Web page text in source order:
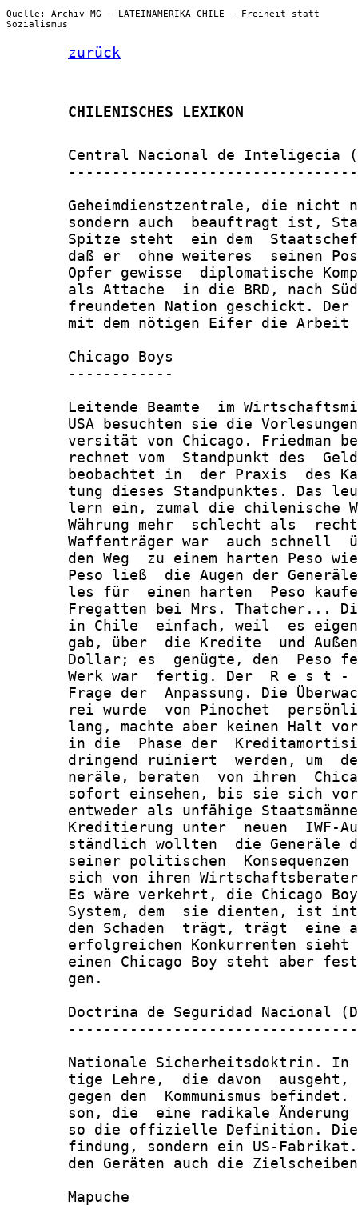
Quelle: Archiv MG - LATEINAMERIKA CHILE - Freiheit statt
Sozialismus
zurück
       CHILENISCHES LEXIKON
Central Nacional de Inteligecia
Geheimdienstzentrale, die nicht
sondern auch  beauftragt ist,
Spitze steht  ein dem
daß er  ohne weiteres  seinen
Opfer gewisse  diplomatische
als Attache  in die BRD, nach
freundeten Nation geschickt.
mit dem nötigen Eifer die Arbeit
       Chicago Boys
       ------------
Leitende Beamte  im
USA besuchten sie die
versität von Chicago. Friedman
rechnet vom  Standpunkt des
beobachtet in  der Praxis  des
tung dieses Standpunktes. Das
lern ein, zumal die chilenische
Währung mehr  schlecht als
Waffenträger war  auch schnell
den Weg  zu einem harten Peso
Peso ließ  die Augen der
les für  einen harten  Peso
Fregatten bei Mrs. Thatcher...
in Chile  einfach, weil  es
gab, über  die Kredite  und
Dollar; es  genügte, den  Peso
Werk war  fertig. Der  R e s t
Frage der  Anpassung. Die
rei wurde  von Pinochet
lang, machte aber keinen Halt
in die  Phase der
dringend ruiniert  werden, um
neräle, beraten  von ihren
sofort einsehen, bis sie sich
entweder als unfähige
Kreditierung unter  neuen  IWF-
ständlich wollten  die Generäle
seiner politischen
sich von ihren
Es wäre verkehrt, die Chicago
System, dem  sie dienten, ist
den Schaden  trägt, trägt  eine
erfolgreichen Konkurrenten
einen Chicago Boy steht aber
       gen.
Doctrina de Seguridad Nacional
Nationale Sicherheitsdoktrin.
tige Lehre,  die davon
gegen den  Kommunismus
son, die  eine radikale
so die offizielle Definition.
findung, sondern ein US-
den Geräten auch die
       Mapuche